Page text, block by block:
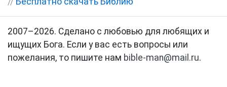
2007–2026. Сделано с любовью для любящих и
ищущих Бога. Если у вас есть вопросы или
пожелания, то пишите нам bible-man@mail.ru.